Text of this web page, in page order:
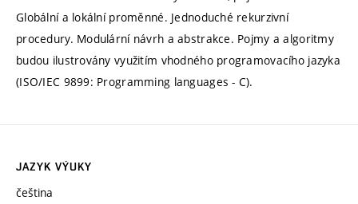
Globální a lokální proměnné. Jednoduché rekurzivní
procedury. Modulární návrh a abstrakce. Pojmy a algoritmy
budou ilustrovány využitím vhodného programovacího jazyka
(ISO/IEC 9899: Programming languages - C).
JAZYK VÝUKY
čeština